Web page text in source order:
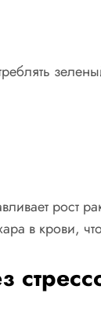
рост
в крови,